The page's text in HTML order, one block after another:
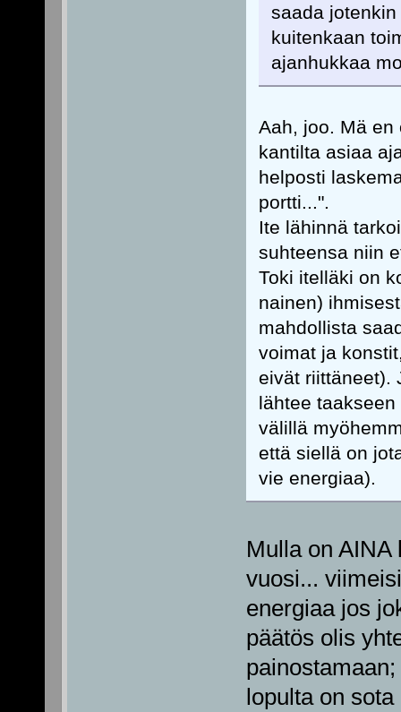
saada
kuitenkaan
ajanhukkaa
Aah, joo. Mä
kantilta asiaa
helposti
portti...".
Ite lähinnä
suhteensa niin
Toki itelläki on
nainen)
mahdollista
voimat ja
eivät riittäneet).
lähtee
välillä
että siellä on
vie energiaa).
Mulla on AINA
vuosi...
energiaa jos
päätös olis
lopulta on